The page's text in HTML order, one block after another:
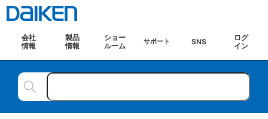
会社
情報
製品
情報
ショー
ルーム
サポート SNS
ログ
イン